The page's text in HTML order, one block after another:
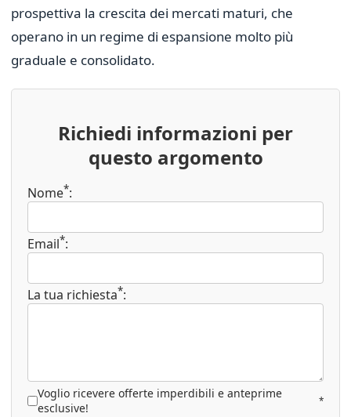
prospettiva la crescita dei mercati maturi, che
operano in un regime di espansione molto più
graduale e consolidato.
Richiedi informazioni per
questo argomento
Nome*:
Email*:
La tua richiesta*:
Voglio ricevere offerte imperdibili e anteprime
esclusive!
*